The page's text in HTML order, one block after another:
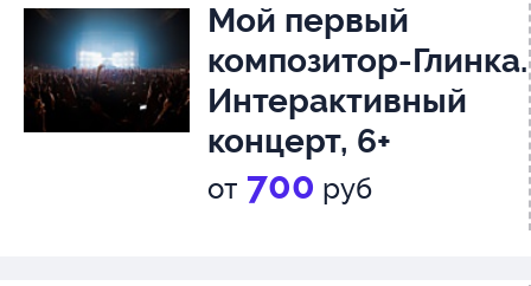
Мой первый
композитор-Глинка.
Интерактивный
концерт, 6+
от 700 руб